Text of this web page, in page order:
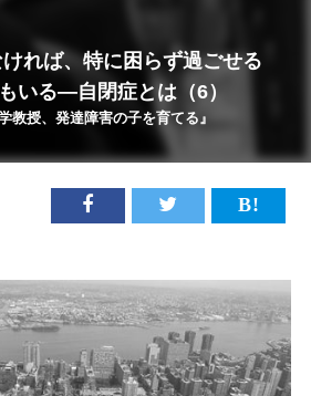
れば、特に困らず過ごせる
いる―自閉症とは（6）
教授、発達障害の子を育てる』